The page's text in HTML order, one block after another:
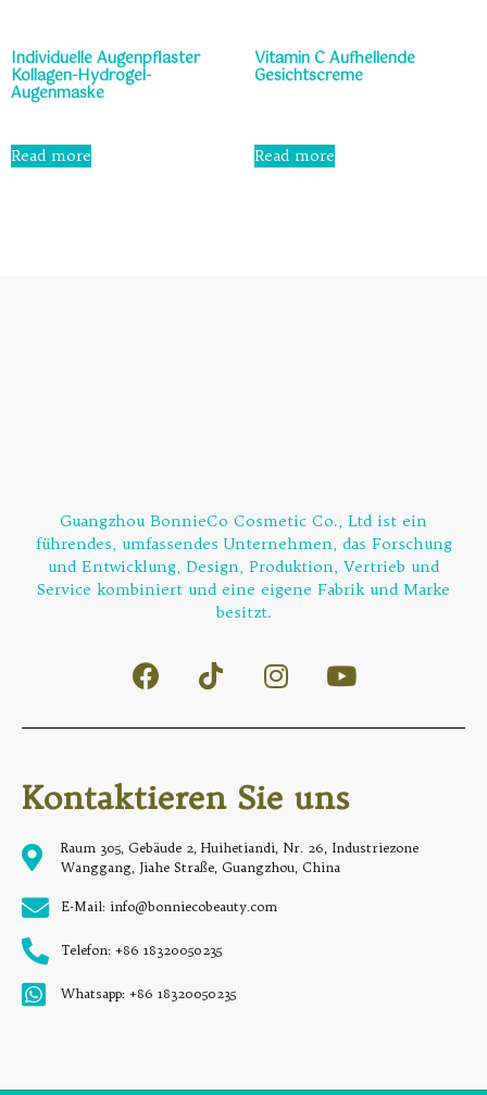
Individuelle Augenpflaster
Kollagen-Hydrogel-
Augenmaske
0
out
Read more
Vitamin C Aufhellende
Gesichtscreme
out
of
5
Read more
Guangzhou BonnieCo Cosmetic Co., Ltd ist ein
führendes, umfassendes Unternehmen, das Forschung
und Entwicklung, Design, Produktion, Vertrieb und
Service kombiniert und eine eigene Fabrik und Marke
besitzt.
Kontaktieren Sie uns
Raum 305, Gebäude 2, Huihetiandi, Nr. 26, Industriezone
Wanggang, Jiahe Straße, Guangzhou, China
E-Mail: info@bonniecobeauty.com
Telefon: +86 18320050235
Whatsapp: +86 18320050235